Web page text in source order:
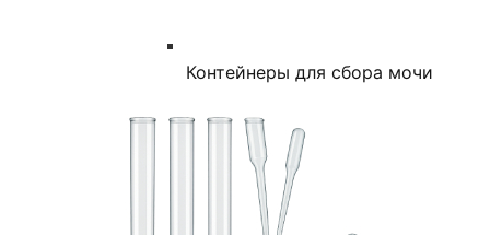
Контейнеры для сбора мочи